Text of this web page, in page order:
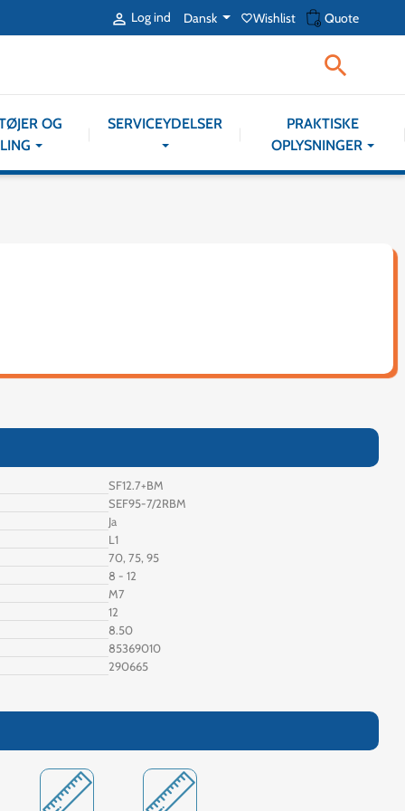
 Log ind Dansk favorite_borderWishlist shopping_cart Quote

OG
SERVICEYDELSER
PRAKTISKE
OPLYSNINGER
SF12.7+BM
SEF95-7/2RBM
Ja
L1
70, 75, 95
8 - 12
M7
12
8.50
85369010
290665